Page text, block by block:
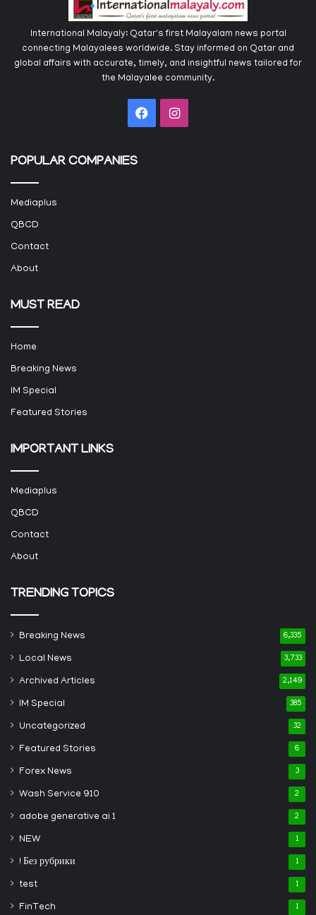
International Malayaly: Qatar's first Malayalam news portal
connecting Malayalees worldwide. Stay informed on Qatar and
global affairs with accurate, timely, and insightful news tailored for
the Malayalee community.
FacebookInstagram
POPULAR COMPANIES
Mediaplus
QBCD
Contact
About
MUST READ
Home
Breaking News
IM Special
Featured Stories
IMPORTANT LINKS
Mediaplus
QBCD
Contact
About
TRENDING TOPICS
Breaking News 6,335
Local News 3,733
Archived Articles 2,149
IM Special 385
Uncategorized 32
Featured Stories 6
Forex News 3
Wash Service 910 2
adobe generative ai 1 2
NEW 1
! Без рубрики 1
test 1
FinTech 1